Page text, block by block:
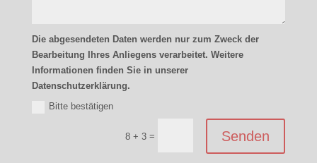
Die abgesendeten Daten werden nur zum Zweck der
Bearbeitung Ihres Anliegens verarbeitet. Weitere
Informationen finden Sie in unserer
Datenschutzerklärung.
Bitte bestätigen
8 + 3 = Senden